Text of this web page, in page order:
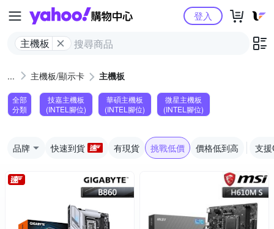
Yahoo購物中心
主機板
登入
主機板/顯示卡 主機板
全部
分類
技嘉主機板
(INTEL腳位)
華碩主機板
(INTEL腳位)
微星主機板
(INTEL腳位)
品牌 快速到貨 有現貨 挑戰低價 價格低到高 支